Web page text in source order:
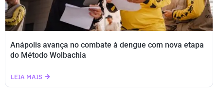
Anápolis avança no combate à dengue com nova etapa
do Método Wolbachia
LEIA MAIS